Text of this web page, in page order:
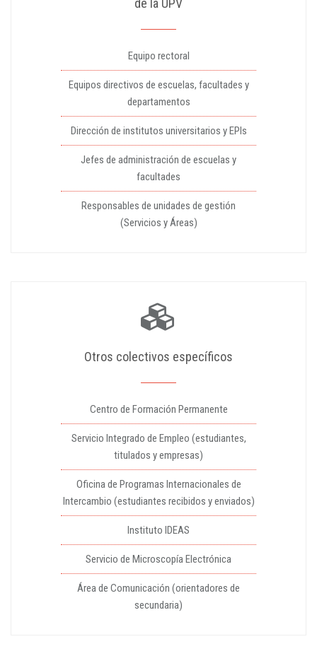
de la UPV
Equipo rectoral
Equipos directivos de escuelas, facultades y
departamentos
Dirección de institutos universitarios y EPIs
Jefes de administración de escuelas y
facultades
Responsables de unidades de gestión
(Servicios y Áreas)
Otros colectivos específicos
Centro de Formación Permanente
Servicio Integrado de Empleo (estudiantes,
titulados y empresas)
Oficina de Programas Internacionales de
Intercambio (estudiantes recibidos y enviados)
Instituto IDEAS
Servicio de Microscopía Electrónica
Área de Comunicación (orientadores de
secundaria)